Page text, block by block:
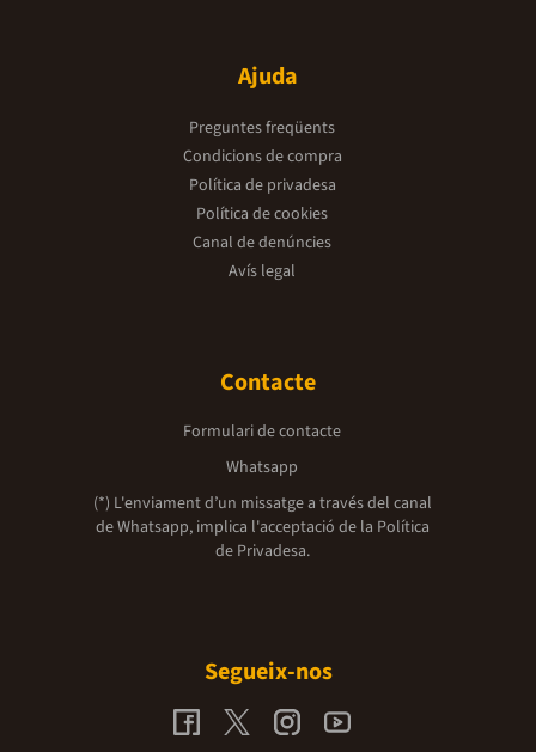
Ajuda
Preguntes freqüents
Condicions de compra
Política de privadesa
Política de cookies
Canal de denúncies
Avís legal
Contacte
Formulari de contacte
Whatsapp
(*) L'enviament d’un missatge a través del canal
de Whatsapp, implica l'acceptació de la Política
de Privadesa.
Segueix-nos